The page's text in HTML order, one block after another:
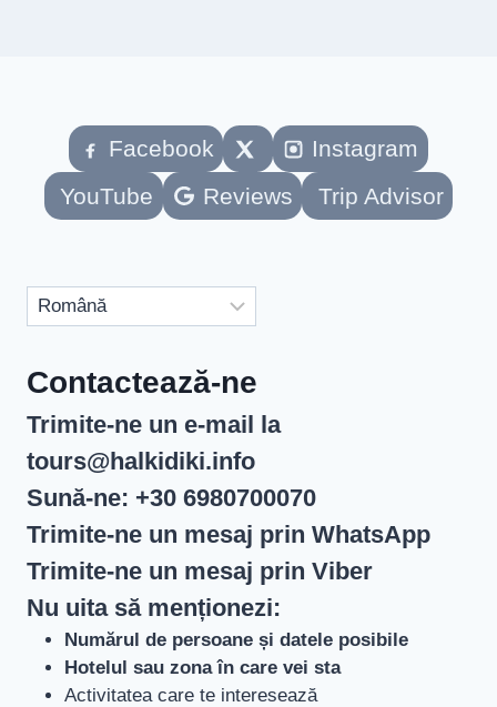
Facebook
Instagram
YouTube
Reviews Trip Advisor
Alege
o
Contactează-ne
Trimite-ne un e-mail la
tours@halkidiki.info
Sună-ne: +30 6980700070
Trimite-ne un mesaj prin WhatsApp
Trimite-ne un mesaj prin Viber
Nu uita să menționezi:
Numărul de persoane și datele posibile
Hotelul sau zona în care vei sta
Activitatea care te interesează